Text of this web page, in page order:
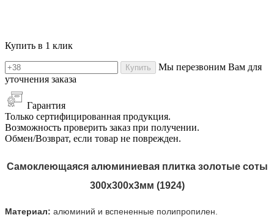
Купить в 1 клик
Купить
Мы перезвоним Вам для
уточнения заказа
Гарантия
Только сертифицированная продукция.
Возможность проверить заказ при получении.
Обмен/Возврат, если товар не поврежден.
Самоклеющаяся алюминиевая плитка золотые соты
300х300х3мм (1924)
Материал: алюминий и вспененные полипропилен.